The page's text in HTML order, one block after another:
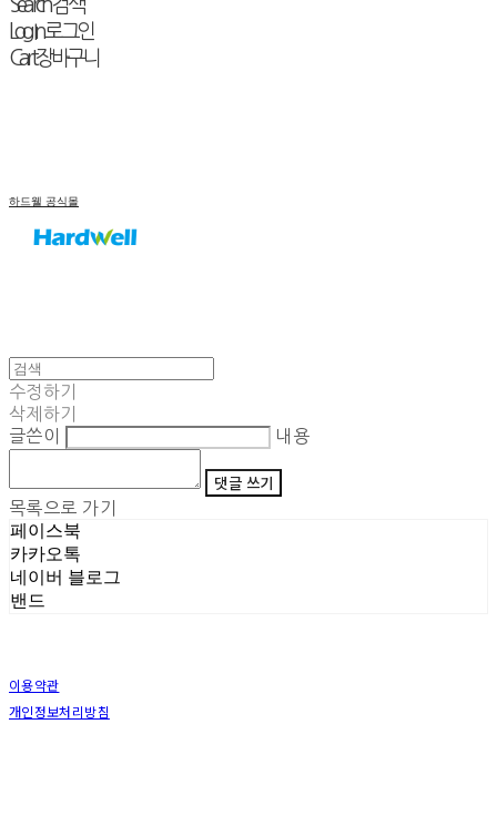
Search검색
Log In로그인
Cart장바구니
하드웰 공식몰
수정하기
삭제하기
글쓴이
내용
댓글 쓰기
목록으로 가기
페이스북
카카오톡
네이버 블로그
밴드
이용약관
개인정보처리방침